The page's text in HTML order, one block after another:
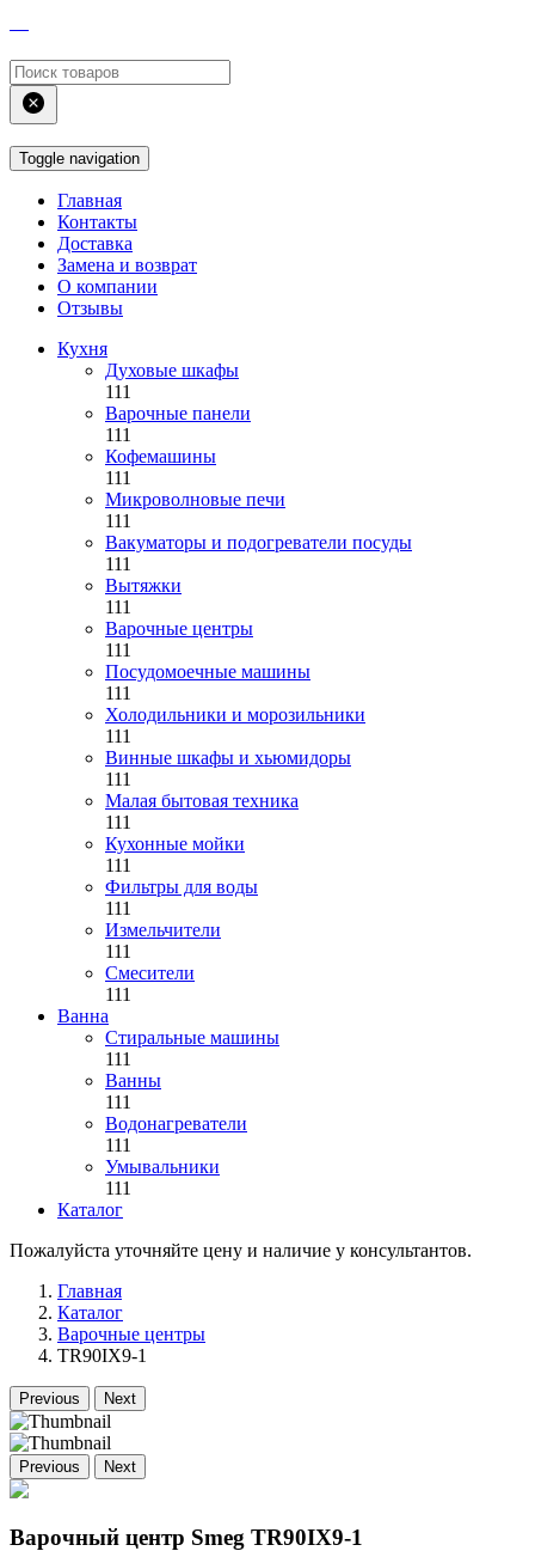
Toggle navigation
Главная
Контакты
Доставка
Замена и возврат
О компании
Отзывы
Кухня
Духовые шкафы
111
Варочные панели
111
Кофемашины
111
Микроволновые печи
111
Вакуматоры и подогреватели посуды
111
Вытяжки
111
Варочные центры
111
Посудомоечные машины
111
Холодильники и морозильники
111
Винные шкафы и хьюмидоры
111
Малая бытовая техника
111
Кухонные мойки
111
Фильтры для воды
111
Измельчители
111
Смесители
111
Ванна
Стиральные машины
111
Ванны
111
Водонагреватели
111
Умывальники
111
Каталог
Пожалуйста уточняйте цену и наличие у консультантов.
Главная
Каталог
Варочные центры
TR90IX9-1
Previous Next
Previous Next
Варочный центр Smeg TR90IX9-1